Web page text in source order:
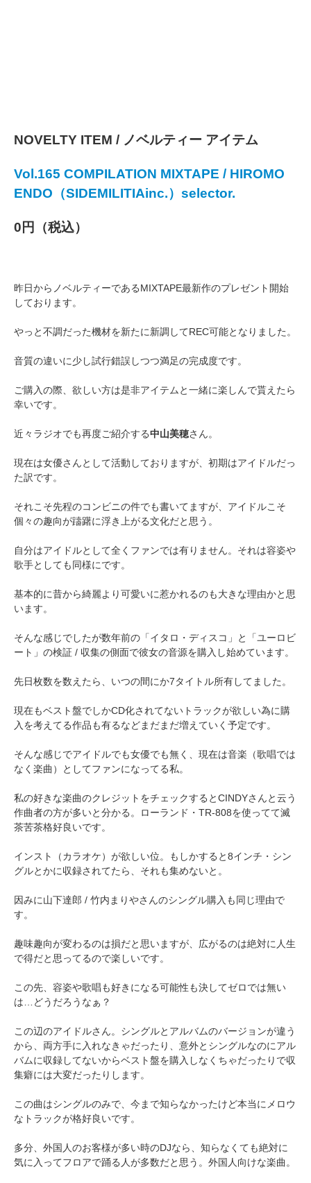
NOVELTY ITEM / ノベルティー アイテム
Vol.165 COMPILATION MIXTAPE / HIROMO
ENDO（SIDEMILITIAinc.）selector.
0円（税込）
昨日からノベルティーであるMIXTAPE最新作のプレゼント開始
しております。
やっと不調だった機材を新たに新調してREC可能となりました。
音質の違いに少し試行錯誤しつつ満足の完成度です。
ご購入の際、欲しい方は是非アイテムと一緒に楽しんで貰えたら
幸いです。
近々ラジオでも再度ご紹介する中山美穂さん。
現在は女優さんとして活動しておりますが、初期はアイドルだっ
た訳です。
それこそ先程のコンビニの件でも書いてますが、アイドルこそ
個々の趣向が躊躇に浮き上がる文化だと思う。
自分はアイドルとして全くファンでは有りません。それは容姿や
歌手としても同様にです。
基本的に昔から綺麗より可愛いに惹かれるのも大きな理由かと思
います。
そんな感じでしたが数年前の「イタロ・ディスコ」と「ユーロビ
ート」の検証 / 収集の側面で彼女の音源を購入し始めています。
先日枚数を数えたら、いつの間にか7タイトル所有してました。
現在もベスト盤でしかCD化されてないトラックが欲しい為に購
入を考えてる作品も有るなどまだまだ増えていく予定です。
そんな感じでアイドルでも女優でも無く、現在は音楽（歌唱では
なく楽曲）としてファンになってる私。
私の好きな楽曲のクレジットをチェックするとCINDYさんと云う
作曲者の方が多いと分かる。ローランド・TR-808を使ってて滅
茶苦茶格好良いです。
インスト（カラオケ）が欲しい位。もしかすると8インチ・シン
グルとかに収録されてたら、それも集めないと。
因みに山下達郎 / 竹内まりやさんのシングル購入も同じ理由で
す。
趣味趣向が変わるのは損だと思いますが、広がるのは絶対に人生
で得だと思ってるので楽しいです。
この先、容姿や歌唱も好きになる可能性も決してゼロでは無い
は…どうだろうなぁ？
この辺のアイドルさん。シングルとアルバムのバージョンが違う
から、両方手に入れなきゃだったり、意外とシングルなのにアル
バムに収録してないからベスト盤を購入しなくちゃだったりで収
集癖には大変だったりします。
この曲はシングルのみで、今まで知らなかったけど本当にメロウ
なトラックが格好良いです。
多分、外国人のお客様が多い時のDJなら、知らなくても絶対に
気に入ってフロアで踊る人が多数だと思う。外国人向けな楽曲。